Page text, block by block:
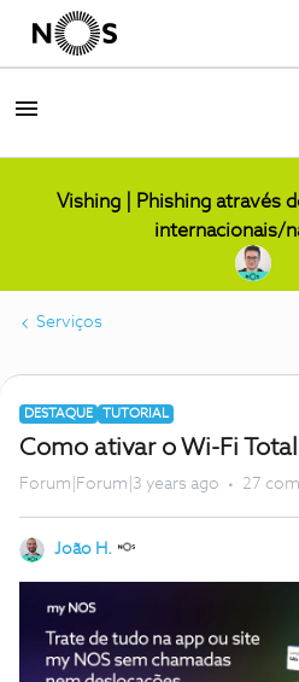
Vishing | Phishing através
internacionais/
Serviços
DESTAQUE TUTORIAL
Como ativar o Wi-Fi
Forum|Forum|3 years ago 27
João H.